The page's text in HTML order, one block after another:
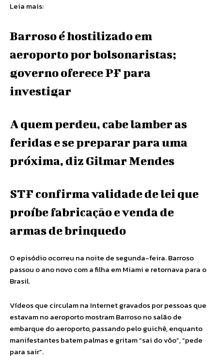
Leia mais:
Barroso é hostilizado em
aeroporto por bolsonaristas;
governo oferece PF para
investigar
A quem perdeu, cabe lamber as
feridas e se preparar para uma
próxima, diz Gilmar Mendes
STF confirma validade de lei que
proíbe fabricação e venda de
armas de brinquedo
O episódio ocorreu na noite de segunda-feira. Barroso
passou o ano novo com a filha em Miami e retornava para o
Brasil.
Vídeos que circulam na Internet gravados por pessoas que
estavam no aeroporto mostram Barroso no salão de
embarque do aeroporto, passando pelo guichê, enquanto
manifestantes batem palmas e gritam “sai do vôo”, “pede
para sair”.